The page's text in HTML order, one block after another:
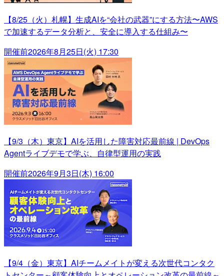
【8/25（火）札幌】生成AIを“会社の武器”にする方法〜AWS
で加速するデータ分析と、安全に導入する仕組み〜
開催前2026年8月25日(火) 17:30
【9/3（木）東京】AIを活用した障害対応最前線 | DevOps
Agentライブデモで学ぶ、自律型運用の実践
開催前2026年9月3日(木) 16:00
【9/4（金）東京】AIチームメイトが変える次世代コンタク